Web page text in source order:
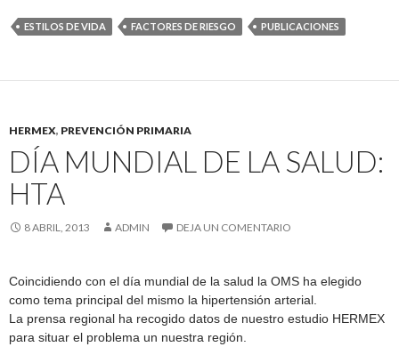
ESTILOS DE VIDA FACTORES DE RIESGO PUBLICACIONES
HERMEX, PREVENCIÓN PRIMARIA
DÍA MUNDIAL DE LA SALUD:
HTA
8 ABRIL, 2013 ADMIN DEJA UN COMENTARIO
Coincidiendo con el día mundial de la salud la OMS ha elegido
como tema principal del mismo la hipertensión arterial.
La prensa regional ha recogido datos de nuestro estudio HERMEX
para situar el problema un nuestra región.